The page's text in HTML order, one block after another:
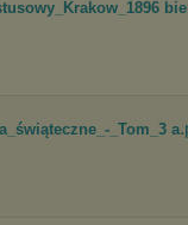
_Tom_3 a